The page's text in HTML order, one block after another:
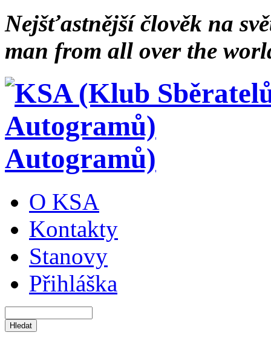
Nejšťastnější člověk na
man from all over the
Autogramů)
O KSA
Kontakty
Stanovy
Přihláška